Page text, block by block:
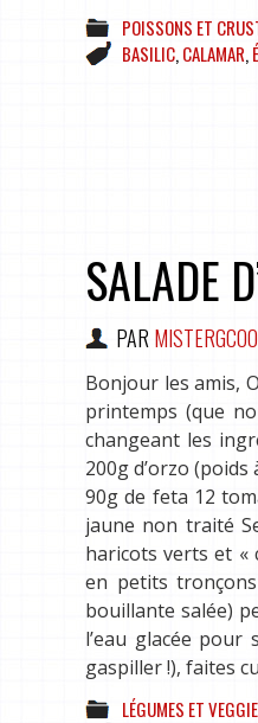
POISSONS ET
BASILIC,CALAMAR,
SALADE
PAR
Bonjour les amis,
printemps (que
changeant les
200g d’orzo
90g de feta 12
jaune non traité
haricots verts et «
en petits
bouillante salée)
l’eau glacée
gaspiller !), faites
LÉGUMES ET VEGGIE